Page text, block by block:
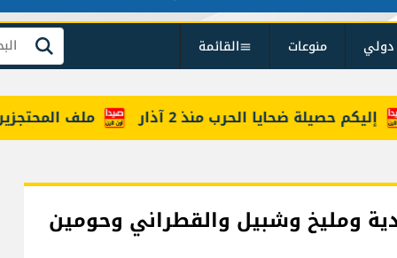
منوعات القائمة بحث
ملف المحتجزين حصيلة ضحايا الحرب منذ 2 آذار
ومليخ وشبيل والقطراني وحومين